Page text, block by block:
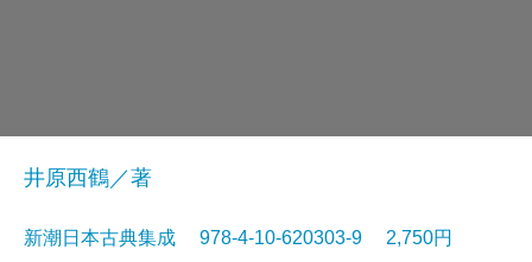
井原西鶴／著
新潮日本古典集成 978-4-10-620303-9 2,750円